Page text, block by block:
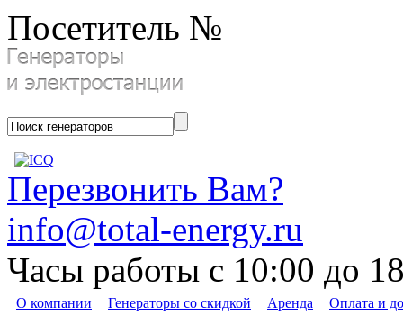
Посетитель №
Перезвонить Вам?
info@total-energy.ru
Часы работы с 10:00 до
О компании Генераторы со скидкой Аренда
Оплата и